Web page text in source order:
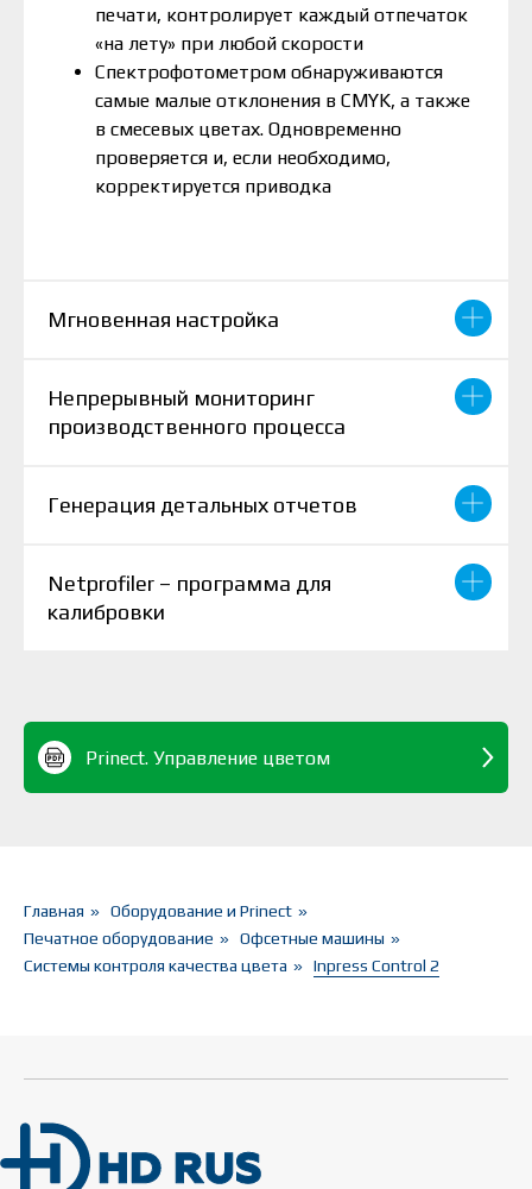
печати, контролирует каждый отпечаток
«на лету» при любой скорости
Спектрофотометром обнаруживаются
самые малые отклонения в CMYK, а также
в смесевых цветах. Одновременно
проверяется и, если необходимо,
корректируется приводка
Мгновенная настройка
Непрерывный мониторинг
производственного процесса
Генерация детальных отчетов
Netprofiler – программа для
калибровки
Prinect. Управление цветом
Главная » Оборудование и Prinect »
Печатное оборудование » Офсетные машины »
Системы контроля качества цвета » Inpress Control 2